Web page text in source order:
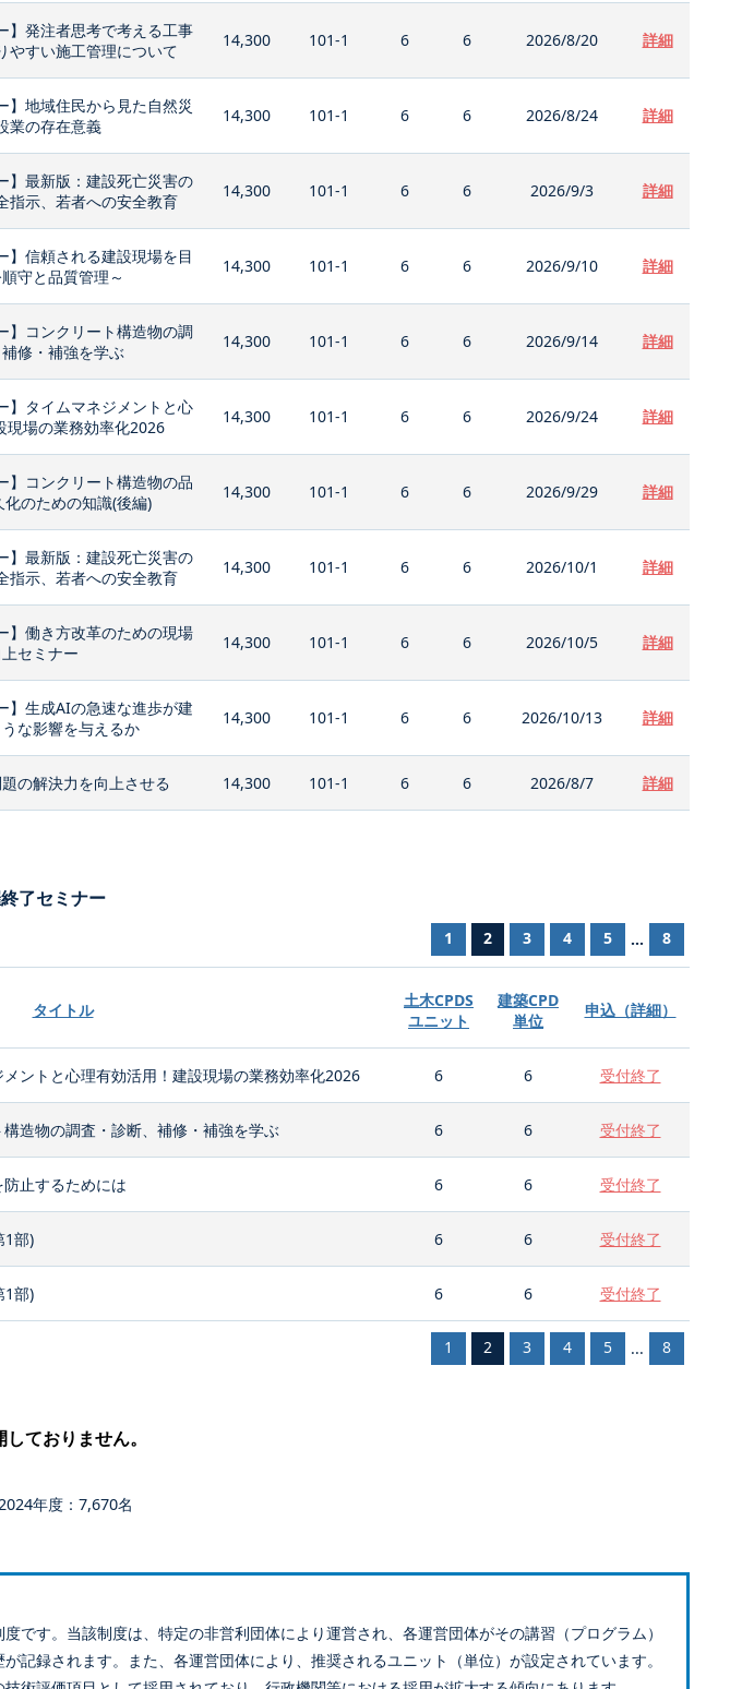
】発注者思考で考える工事
やすい施工管理について
14,300 101-1 6 6 2026/8/20 詳細
】地域住民から見た自然災
業の存在意義
14,300 101-1 6 6 2026/8/24 詳細
】最新版：建設死亡災害の
指示、若者への安全教育
14,300 101-1 6 6 2026/9/3 詳細
】信頼される建設現場を目
守と品質管理～
14,300 101-1 6 6 2026/9/10 詳細
】コンクリート構造物の調
修・補強を学ぶ
14,300 101-1 6 6 2026/9/14 詳細
】タイムマネジメントと心
現場の業務効率化2026
14,300 101-1 6 6 2026/9/24 詳細
】コンクリート構造物の品
のための知識(後編)
14,300 101-1 6 6 2026/9/29 詳細
】最新版：建設死亡災害の
指示、若者への安全教育
14,300 101-1 6 6 2026/10/1 詳細
】働き方改革のための現場
セミナー
14,300 101-1 6 6 2026/10/5 詳細
】生成AIの急速な進歩が建
な影響を与えるか
14,300 101-1 6 6 2026/10/13 詳細
の解決力を向上させる 14,300 101-1 6 6 2026/8/7 詳細
了セミナー
1 2 3 4 5 ... 8
タイトル
土木CPDS
ユニット
建築CPD
単位
申込（詳細）
メントと心理有効活用！建設現場の業務効率化2026 6 6 受付終了
造物の調査・診断、補修・補強を学ぶ 6 6 受付終了
防止するためには 6 6 受付終了
1部) 6 6 受付終了
1部) 6 6 受付終了
1 2 3 4 5 ... 8
ておりません。
年度：7,670名
す。当該制度は、特定の非営利団体により運営され、各運営団体がその講習（プログラム）
録されます。また、各運営団体により、推奨されるユニット（単位）が設定されています。